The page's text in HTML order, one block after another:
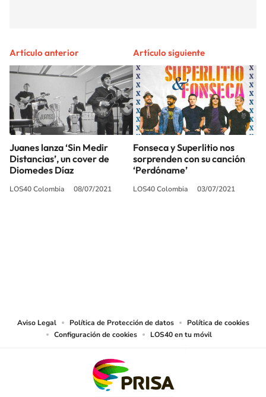
Artículo anterior
Juanes lanza ‘Sin Medir
Distancias’, un cover de
Diomedes Díaz
LOS40 Colombia 08/07/2021
Artículo siguiente
Fonseca y Superlitio nos
sorprenden con su canción
‘Perdóname’
LOS40 Colombia 03/07/2021
Aviso Legal Política de Protección de datos
Política de cookies
Configuración de cookies
LOS40 en tu móvil